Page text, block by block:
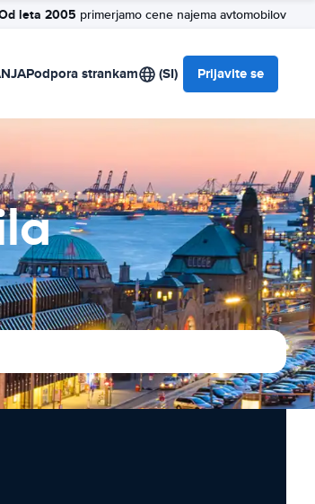
leta 2005 primerjamo cene najema avtomobilov
Podpora strankam (SI) Prijavite se